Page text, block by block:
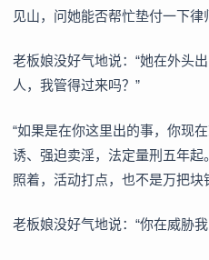
见山，问她能否帮忙垫付一下律
老板娘没好气地说：“她在外头
人，我管得过来吗？”
“如果是在你这里出的事，你现
诱、强迫卖淫，法定量刑五年
照着，活动打点，也不是万把块
老板娘没好气地说：“你在威胁我